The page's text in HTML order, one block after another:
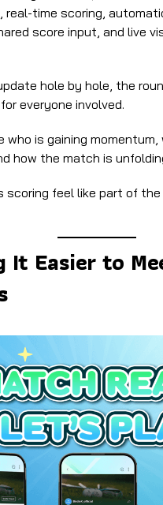
real-time scoring,
score input, and live
hole by hole, the
everyone involved.
who is gaining
how the match is
scoring feel like part of
It Easier to